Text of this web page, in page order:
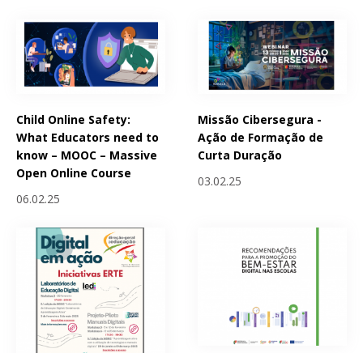
Child Online Safety:
What Educators need to
know – MOOC – Massive
Open Online Course
06.02.25
Missão Cibersegura -
Ação de Formação de
Curta Duração
03.02.25